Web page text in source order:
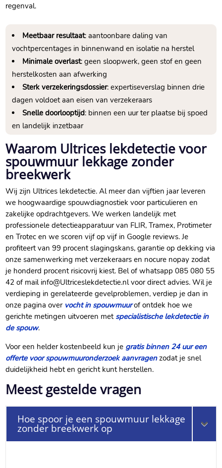
regenval.​
Meetbaar resultaat: aantoonbare daling van
vochtpercentages in binnenwand en isolatie na herstel
Minimale overlast: geen sloopwerk, geen stof en geen
herstelkosten aan afwerking
Sterk verzekeringsdossier: expertiseverslag binnen drie
dagen voldoet aan eisen van verzekeraars
Snelle doorlooptijd: binnen een uur ter plaatse bij spoed
en landelijk inzetbaar
Waarom Ultrices lekdetectie voor
spouwmuur lekkage zonder
breekwerk
Wij zijn Ultrices lekdetectie.​ Al meer dan vijftien jaar leveren
we hoogwaardige spouwdiagnostiek voor particulieren en
zakelijke opdrachtgevers.​ We werken landelijk met
professionele detectieapparatuur van FLIR, Tramex, Protimeter
en Trotec en we scoren vijf op vijf in Google reviews.​ Je
profiteert van 99 procent slagingskans, garantie op dekking via
onze samenwerking met verzekeraars en nocure nopay zodat
je honderd procent risicovrij kiest.​ Bel of whatsapp 085 080 55
42 of mail info@Ultriceslekdetectie.​nl voor direct advies.​ Wil je
verdieping in gerelateerde gevelproblemen, verdiep je dan in
onze pagina over vocht in spouwmuurof ontdek hoe we
gerichte metingen uitvoeren met specialistische lekdetectie in
de spouw.​
Voor een helder kostenbeeld kun je gratis binnen 24 uur een
offerte voor spouwmuuronderzoek aanvragenzodat je snel
duidelijkheid hebt en gericht kunt herstellen.​
Meest gestelde vragen
Hoe spoor je een spouwmuur lekkage
zonder breekwerk op